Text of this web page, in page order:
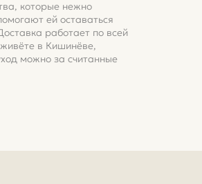
которые нежно
ей оставаться
работает по всей
в Кишинёве,
можно за считанные